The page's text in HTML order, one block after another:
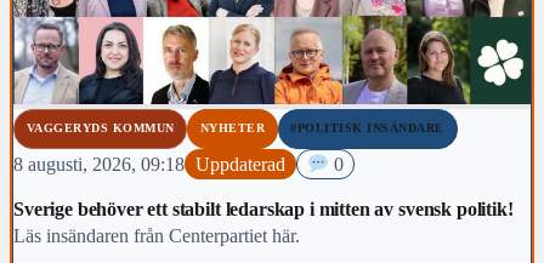
VAGGERYDS KOMMUN NYHETER #POLITISK INSÄNDARE
8 augusti, 2026, 09:18 Uppdaterad 0
Sverige behöver ett stabilt ledarskap i mitten av svensk politik!
Läs insändaren från Centerpartiet här.